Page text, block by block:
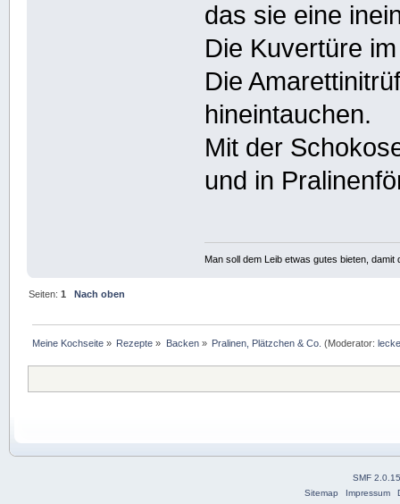
das sie eine
Die Kuvertüre
Die
hineintauchen.
Mit der
und in
Man soll dem Leib etwas gutes bieten,
Seiten:1 Nach oben
Meine Kochseite » Rezepte » Backen» Pralinen, Plätzchen & Co. (Moderator:
SMF
Sitemap
Impressum